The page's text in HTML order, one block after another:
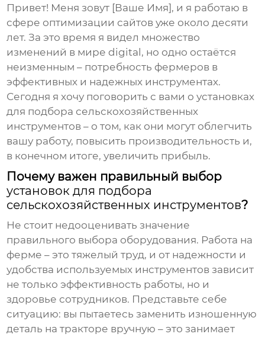
Привет! Меня зовут [Ваше Имя], и я работаю в
сфере оптимизации сайтов уже около десяти
лет. За это время я видел множество
изменений в мире digital, но одно остаётся
неизменным – потребность фермеров в
эффективных и надежных инструментах.
Сегодня я хочу поговорить с вами оустановках
для подбора сельскохозяйственных
инструментов – о том, как они могут облегчить
вашу работу, повысить производительность и,
в конечном итоге, увеличить прибыль.
Почему важен правильный выбор
установок для подбора
сельскохозяйственных инструментов?
Не стоит недооценивать значение
правильного выбора оборудования. Работа на
ферме – это тяжелый труд, и от надежности и
удобства используемых инструментов зависит
не только эффективность работы, но и
здоровье сотрудников. Представьте себе
ситуацию: вы пытаетесь заменить изношенную
деталь на тракторе вручную – это занимает